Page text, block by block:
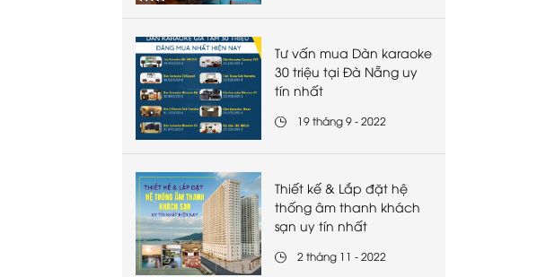
Tư vấn mua Dàn karaoke
30 triệu tại Đà Nẵng uy
tín nhất
19 tháng 9 - 2022
Thiết kế & Lắp đặt hệ
thống âm thanh khách
sạn uy tín nhất
2 tháng 11 - 2022